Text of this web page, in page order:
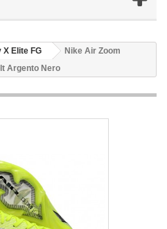
Elite FG
Nike Air Zoom
Argento Nero